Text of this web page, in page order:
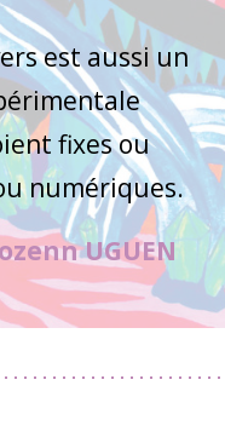
est aussi un
fixes ou
numériques.
UGUEN